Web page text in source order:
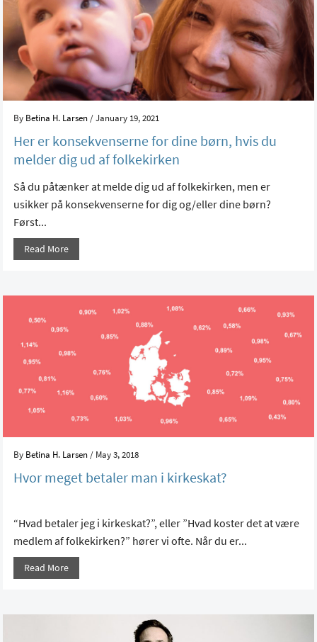
By Betina H. Larsen / January 19, 2021
Her er konsekvenserne for dine børn, hvis du
melder dig ud af folkekirken
Så du påtænker at melde dig ud af folkekirken, men er
usikker på konsekvenserne for dig og/eller dine børn?
Først...
Read More
By Betina H. Larsen / May 3, 2018
Hvor meget betaler man i kirkeskat?
“Hvad betaler jeg i kirkeskat?”, eller ”Hvad koster det at være
medlem af folkekirken?” hører vi ofte. Når du er...
Read More